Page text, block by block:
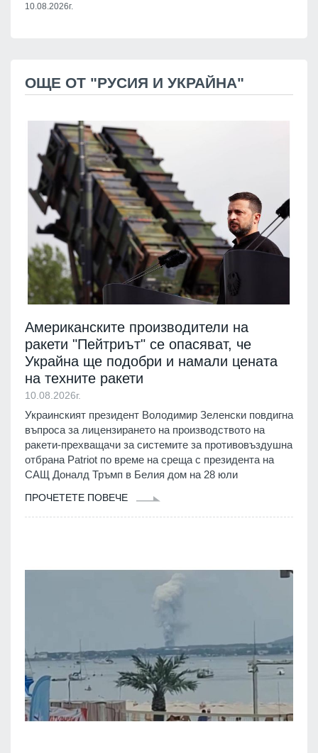
10.08.2026г.
ОЩЕ ОТ "РУСИЯ И УКРАЙНА"
Американските производители на
ракети "Пейтриът" се опасяват, че
Украйна ще подобри и намали цената
на техните ракети
10.08.2026г.
Украинският президент Володимир Зеленски повдигна
въпроса за лицензирането на производството на
ракети-прехващачи за системите за противовъздушна
отбрана Patriot по време на среща с президента на
САЩ Доналд Тръмп в Белия дом на 28 юли
ПРОЧЕТЕТЕ ПОВЕЧЕ